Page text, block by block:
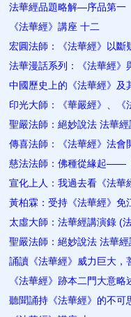
法華經品題略解—序品第一
《法華經》講座 十二
宏圓法師：《法華經》以斷
法華漫話系列：《法華經》
中國歷史上的《法華經》及
印光大師：《華嚴經》、《
聖嚴法師：絕妙說法 法華
傳喜法師：《法華經》法會
慈法法師：佛種從緣起——
宣化上人：我過去看《法華
黃柏霖：受持《法華經》免
太虛大師：法華經講演錄 (
聖嚴法師：絕妙說法 法華
誦讀《法華經》威力巨大，
《法華經》跡本二門大意略
聽聞誦持《法華經》的不可